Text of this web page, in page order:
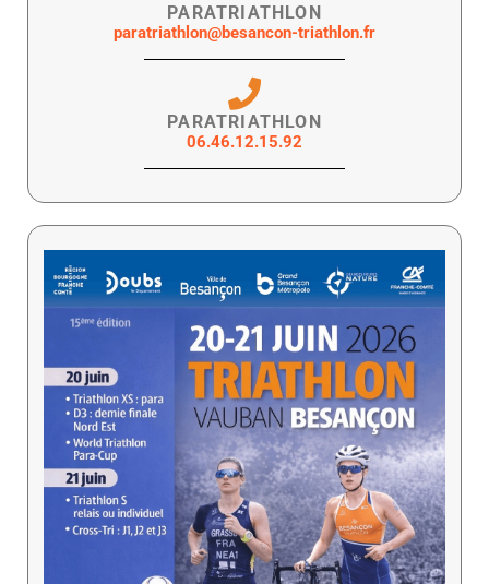
PARATRIATHLON
paratriathlon@besancon-triathlon.fr
PARATRIATHLON
06.46.12.15.92